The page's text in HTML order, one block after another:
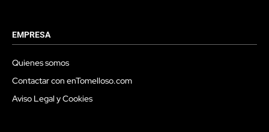
EMPRESA
Quienes somos
Contactar con enTomelloso.com
Aviso Legal y Cookies